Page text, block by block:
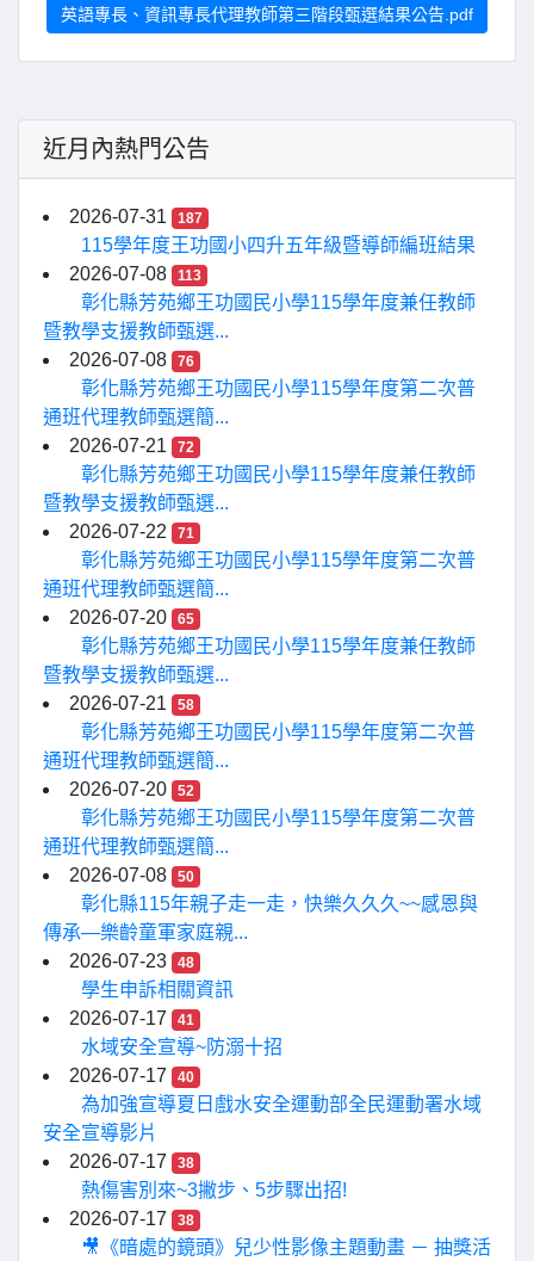
英語專長、資訊專長代理教師第三階段甄選結果公告.pdf
近月內熱門公告
2026-07-31 187
115學年度王功國小四升五年級暨導師編班結果
2026-07-08
113
彰化縣芳苑鄉王功國民小學115學年度兼任教師
暨教學支援教師甄選...
2026-07-08
76
彰化縣芳苑鄉王功國民小學115學年度第二次普
通班代理教師甄選簡...
2026-07-21
72
彰化縣芳苑鄉王功國民小學115學年度兼任教師
暨教學支援教師甄選...
2026-07-22
71
彰化縣芳苑鄉王功國民小學115學年度第二次普
通班代理教師甄選簡...
2026-07-20
65
彰化縣芳苑鄉王功國民小學115學年度兼任教師
暨教學支援教師甄選...
2026-07-21
58
彰化縣芳苑鄉王功國民小學115學年度第二次普
通班代理教師甄選簡...
2026-07-20
52
彰化縣芳苑鄉王功國民小學115學年度第二次普
通班代理教師甄選簡...
2026-07-08
50
彰化縣115年親子走一走，快樂久久久~~感恩與
傳承—樂齡童軍家庭親...
2026-07-23
48
學生申訴相關資訊
2026-07-17
41
水域安全宣導~防溺十招
2026-07-17
40
為加強宣導夏日戲水安全運動部全民運動署水域
安全宣導影片
2026-07-17
38
熱傷害別來~3撇步、5步驟出招!
2026-07-17
38
🎥《暗處的鏡頭》兒少性影像主題動畫 － 抽獎活